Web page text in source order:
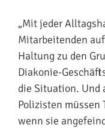
„Mit jeder
Mitarbeitenden
Haltung zu den
Diakonie-
die Situation. Und
Polizisten müssen
wenn sie